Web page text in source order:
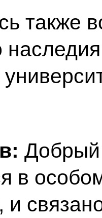
также
в